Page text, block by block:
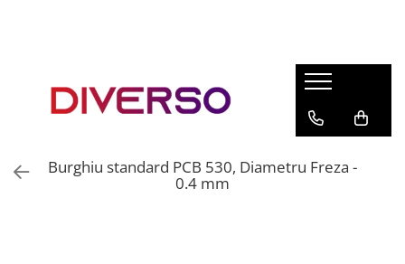
ASA
Burghiu standard PCB 530, Diametru Freza -
0.4 mm